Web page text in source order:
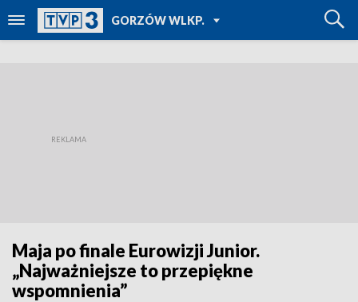
GORZÓW WLKP.
TVP REGIONY
Maja po finale Eurowizji Junior.
„Najważniejsze to przepiękne
wspomnienia”